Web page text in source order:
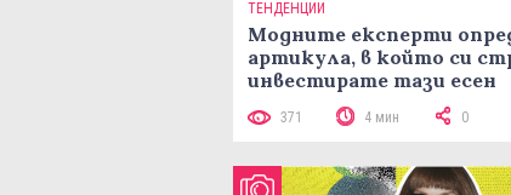
ТЕНДЕНЦИИ
Модните експерти
артикула, в който си
инвестирате тази есен
371 4 мин 0